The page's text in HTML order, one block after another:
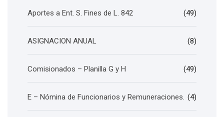
Aportes a Ent. S. Fines de L. 842 (49)
ASIGNACION ANUAL (8)
Comisionados – Planilla G y H (49)
E – Nómina de Funcionarios y Remuneraciones. (4)